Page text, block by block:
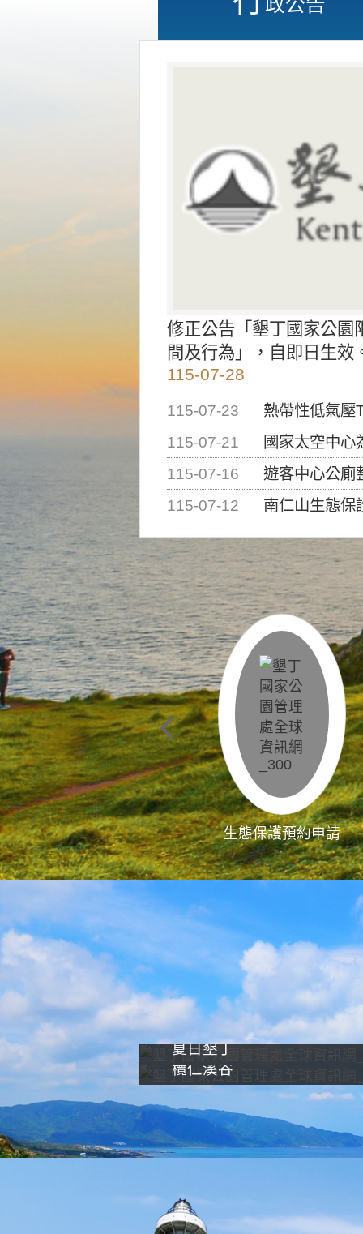
修正公告「墾丁國家公園
間及行為」，自即日生效
115-07-28
115-07-23
熱帶性低氣壓
115-07-21
國家太空中心為辦理
115-07-16
遊客中心公廁
115-07-12
南仁山生態保護區步道已完成
生態保護預約申請
夏日墾丁
欖仁溪谷